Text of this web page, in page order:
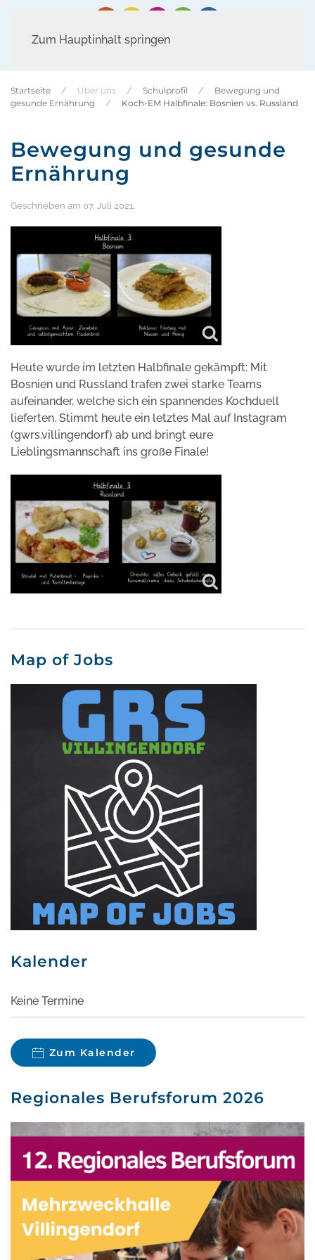
Zum Hauptinhalt springen
Startseite Über uns Schulprofil
Bewegung und
gesunde Ernährung
Koch-EM Halbfinale: Bosnien vs. Russland
Bewegung und gesunde
Ernährung
Geschrieben am 07. Juli 2021.
Heute wurde im letzten Halbfinale gekämpft: Mit
Bosnien und Russland trafen zwei starke Teams
aufeinander, welche sich ein spannendes Kochduell
lieferten. Stimmt heute ein letztes Mal auf Instagram
(gwrs.villingendorf) ab und bringt eure
Lieblingsmannschaft ins große Finale!
Map of Jobs
Kalender
Keine Termine
Zum Kalender
Regionales Berufsforum 2026